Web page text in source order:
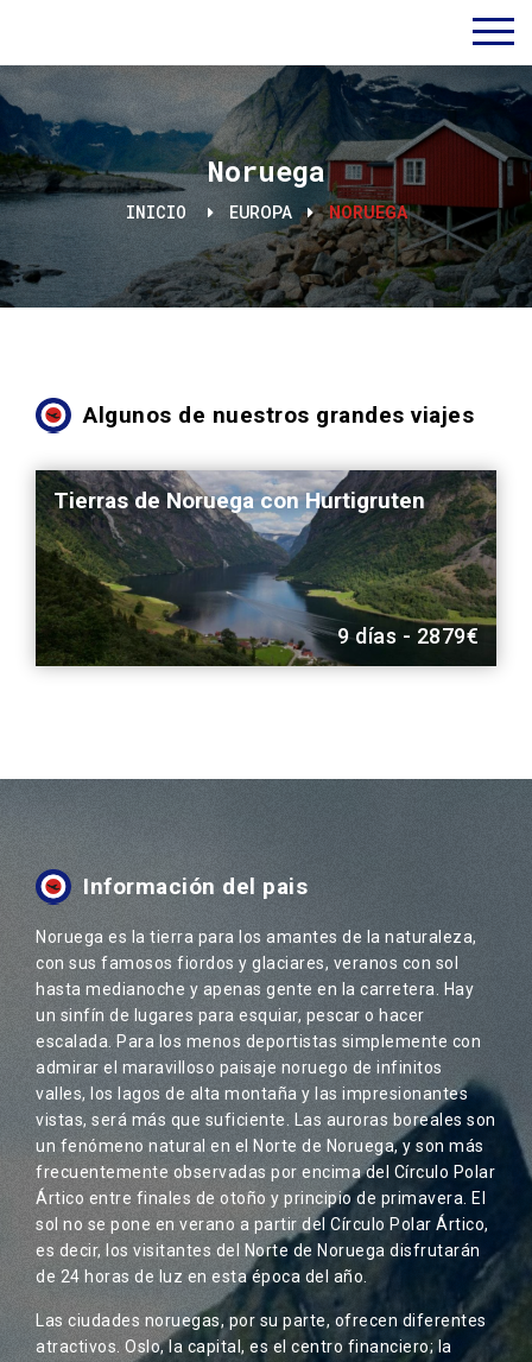
Noruega
INICIO EUROPA NORUEGA
Algunos de nuestros grandes viajes
Tierras de Noruega con Hurtigruten
9 días - 2879€
Información del pais
Noruega es la tierra para los amantes de la naturaleza,
con sus famosos fiordos y glaciares, veranos con sol
hasta medianoche y apenas gente en la carretera. Hay
un sinfín de lugares para esquiar, pescar o hacer
escalada. Para los menos deportistas simplemente con
admirar el maravilloso paisaje noruego de infinitos
valles, los lagos de alta montaña y las impresionantes
vistas, será más que suficiente. Las auroras boreales son
un fenómeno natural en el Norte de Noruega, y son más
frecuentemente observadas por encima del Círculo Polar
Ártico entre finales de otoño y principio de primavera. El
sol no se pone en verano a partir del Círculo Polar Ártico,
es decir, los visitantes del Norte de Noruega disfrutarán
de 24 horas de luz en esta época del año.
Las ciudades noruegas, por su parte, ofrecen diferentes
atractivos. Oslo, la capital, es el centro financiero; la